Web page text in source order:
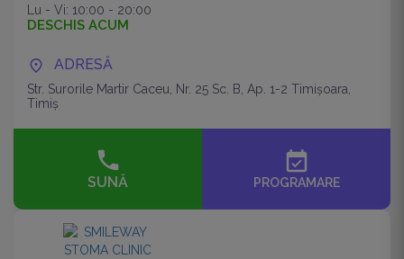
Lu - Vi: 10:00 - 20:00
DESCHIS ACUM
ADRESĂ
Str. Surorile Martir Caceu, Nr. 25 Sc. B, Ap. 1-2 Timişoara,
Timiș
SUNĂ
event_available
PROGRAMARE